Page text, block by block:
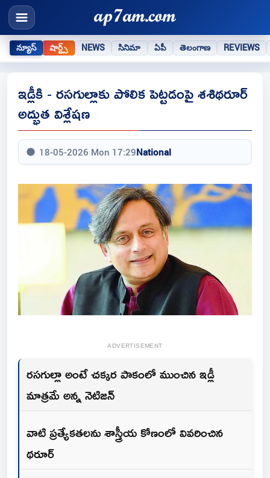
న్యూస్ షార్ట్స్ NEWS సినిమా ఏపీ తెలంగాణ REVIEWS
ఇడ్లీకి - రసగుల్లాకు పోలిక పెట్టడంపై శశిథరూర్
అద్భుత విశ్లేషణ
18-05-2026 Mon 17:29National
ADVERTISEMENT
రసగుల్లా అంటే చక్కర పాకంలో ముంచిన ఇడ్లీ
మాత్రమే అన్న నెటిజన్
వాటి ప్రత్యేకతలను శాస్త్రీయ కోణంలో వివరించిన
థరూర్